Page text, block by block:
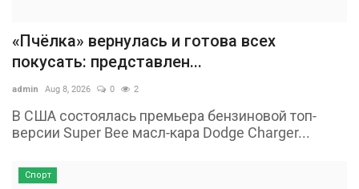
«Пчёлка» вернулась и готова всех
покусать: представлен...
admin Aug 8, 2026 0 2
В США состоялась премьера бензиновой топ-
версии Super Bee масл-кара Dodge Charger...
Спорт